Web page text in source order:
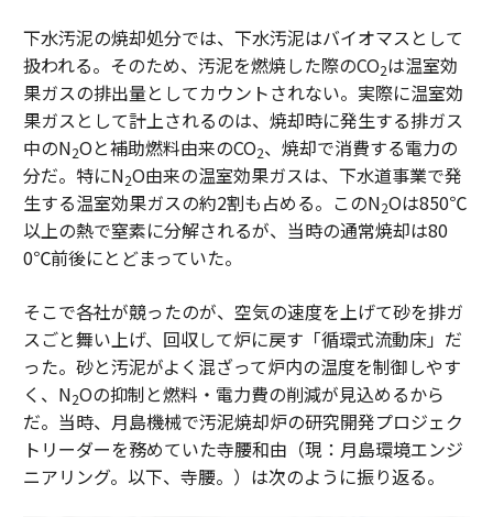
下水汚泥の焼却処分では、下水汚泥はバイオマスとして
扱われる。そのため、汚泥を燃焼した際のCO2は温室効
果ガスの排出量としてカウントされない。実際に温室効
果ガスとして計上されるのは、焼却時に発生する排ガス
中のN2Oと補助燃料由来のCO2、焼却で消費する電力の
分だ。特にN2O由来の温室効果ガスは、下水道事業で発
生する温室効果ガスの約2割も占める。このN2Oは850℃
以上の熱で窒素に分解されるが、当時の通常焼却は80
0℃前後にとどまっていた。
そこで各社が競ったのが、空気の速度を上げて砂を排ガ
スごと舞い上げ、回収して炉に戻す「循環式流動床」だ
った。砂と汚泥がよく混ざって炉内の温度を制御しやす
く、N2Oの抑制と燃料・電力費の削減が見込めるから
だ。当時、月島機械で汚泥焼却炉の研究開発プロジェク
トリーダーを務めていた寺腰和由（現：月島環境エンジ
ニアリング。以下、寺腰。）は次のように振り返る。